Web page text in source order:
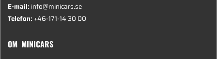
E-mail:info@minicars.se
Telefon:+46-171-14 30 00
OM MINICARS